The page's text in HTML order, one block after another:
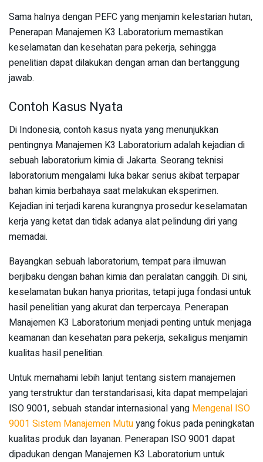
Sama halnya dengan PEFC yang menjamin kelestarian hutan,
Penerapan Manajemen K3 Laboratorium memastikan
keselamatan dan kesehatan para pekerja, sehingga
penelitian dapat dilakukan dengan aman dan bertanggung
jawab.
Contoh Kasus Nyata
Di Indonesia, contoh kasus nyata yang menunjukkan
pentingnya Manajemen K3 Laboratorium adalah kejadian di
sebuah laboratorium kimia di Jakarta. Seorang teknisi
laboratorium mengalami luka bakar serius akibat terpapar
bahan kimia berbahaya saat melakukan eksperimen.
Kejadian ini terjadi karena kurangnya prosedur keselamatan
kerja yang ketat dan tidak adanya alat pelindung diri yang
memadai.
Bayangkan sebuah laboratorium, tempat para ilmuwan
berjibaku dengan bahan kimia dan peralatan canggih. Di sini,
keselamatan bukan hanya prioritas, tetapi juga fondasi untuk
hasil penelitian yang akurat dan terpercaya. Penerapan
Manajemen K3 Laboratorium menjadi penting untuk menjaga
keamanan dan kesehatan para pekerja, sekaligus menjamin
kualitas hasil penelitian.
Untuk memahami lebih lanjut tentang sistem manajemen
yang terstruktur dan terstandarisasi, kita dapat mempelajari
ISO 9001, sebuah standar internasional yang Mengenal ISO
9001 Sistem Manajemen Mutuyang fokus pada peningkatan
kualitas produk dan layanan. Penerapan ISO 9001 dapat
dipadukan dengan Manajemen K3 Laboratorium untuk